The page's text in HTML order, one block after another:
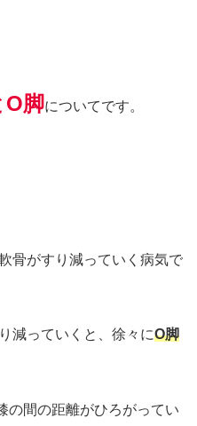
O脚についてです。
骨がすり減っていく病気で
減っていくと、徐々にO脚
の間の距離がひろがってい